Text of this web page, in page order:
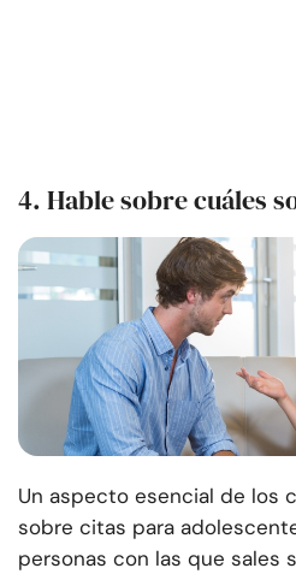
4. Hable sobre cuáles
Un aspecto esencial de los
sobre citas para
personas con las que sales